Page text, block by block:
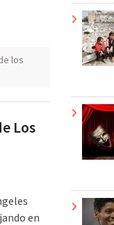
los
Los
en